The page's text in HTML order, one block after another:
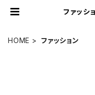
ファッ
HOME ファッション